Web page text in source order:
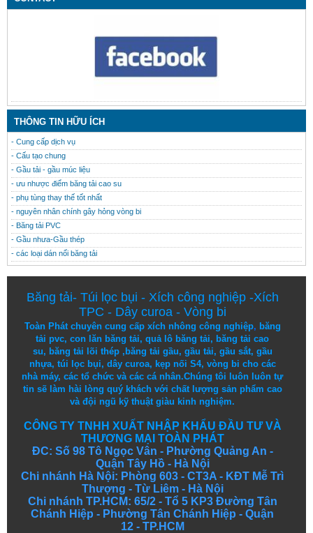
THÔNG TIN HỮU ÍCH
- Cung cấp dịch vụ
- Cấu tạo chung
- Gầu tải - gầu múc liệu
- ưu nhược điểm băng tải cao su
- phụ tùng thay thế tốt nhất
- nguyên nhân chính gây hỏng vòng bi
- Băng tải PVC
- Gầu nhưa-Gầu thép
- các loại dán nối băng tải
Băng tải- Túi lọc bụi - Xích công nghiệp-Xích
TPC - Dây curoa- Vòng bi
Toàn Phát chuyên cung cấp xích nhông công nghiệp, băng
tải pvc,con lăn băng tải,quả lô băng tải, băng tải cao
su, băng tải lõi thép, băng tải gầu, gầu tải, gầu sắt, gầu
nhựa, túi lọc bụi, dây curoa, kẹp nối S4, vòng bi cho các
nhà máy, các tổ chức và các cá nhân.Chúng tôi luôn luôn tự
tin sẽ làm hài lòng quý khách với chất lượng sảnphẩm cao
vàđội ngũ kỹ thuậtgiàu kinh nghiệm.
CÔNG TY TNHH XUẤT NHẬP KHẨU ĐẦU TƯ VÀ
THƯƠNG MẠI TOÀN PHÁT
ĐC: Số 98 Tô Ngọc Vân - Phường Quảng An -
Quận Tây Hồ - Hà Nội
Chi nhánh Hà Nội: Phòng 603 - CT3A - KĐT Mễ Trì
Thượng - Từ Liêm - Hà Nội
Chi nhánh TP.HCM: 65/2 - Tổ 5 KP3 Đường Tân
Chánh Hiệp - Phường Tân Chánh Hiệp - Quận
12 - TP.HCM